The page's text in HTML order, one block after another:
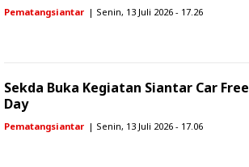
Pematangsiantar | Senin, 13 Juli 2026 - 17.26
Sekda Buka Kegiatan Siantar Car Free
Day
Pematangsiantar | Senin, 13 Juli 2026 - 17.06